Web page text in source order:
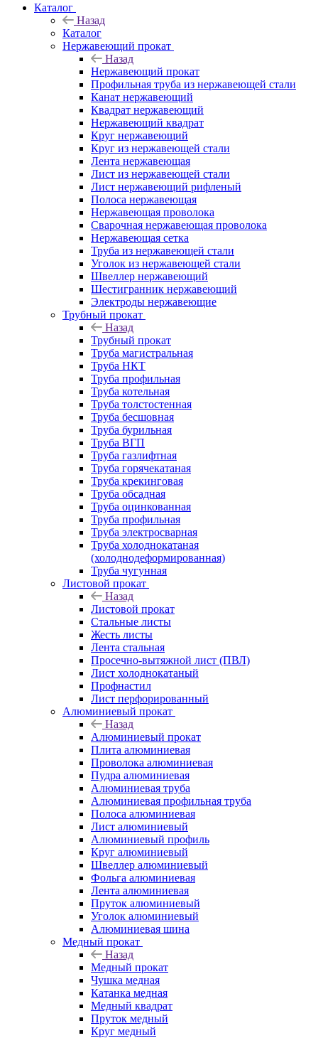
Каталог
Назад
Каталог
Нержавеющий прокат
Назад
Нержавеющий прокат
Профильная труба из нержавеющей стали
Канат нержавеющий
Квадрат нержавеющий
Нержавеющий квадрат
Круг нержавеющий
Круг из нержавеющей стали
Лента нержавеющая
Лист из нержавеющей стали
Лист нержавеющий рифленый
Полоса нержавеющая
Нержавеющая проволока
Сварочная нержавеющая проволока
Нержавеющая сетка
Труба из нержавеющей стали
Уголок из нержавеющей стали
Швеллер нержавеющий
Шестигранник нержавеющий
Электроды нержавеющие
Трубный прокат
Назад
Трубный прокат
Труба магистральная
Труба НКТ
Труба профильная
Труба котельная
Труба толстостенная
Труба бесшовная
Труба бурильная
Труба ВГП
Труба газлифтная
Труба горячекатаная
Труба крекинговая
Труба обсадная
Труба оцинкованная
Труба профильная
Труба электросварная
Труба холоднокатаная
(холоднодеформированная)
Труба чугунная
Листовой прокат
Назад
Листовой прокат
Стальные листы
Жесть листы
Лента стальная
Просечно-вытяжной лист (ПВЛ)
Лист холоднокатаный
Профнастил
Лист перфорированный
Алюминиевый прокат
Назад
Алюминиевый прокат
Плита алюминиевая
Проволока алюминиевая
Пудра алюминиевая
Алюминиевая труба
Алюминиевая профильная труба
Полоса алюминиевая
Лист алюминиевый
Алюминиевый профиль
Круг алюминиевый
Швеллер алюминиевый
Фольга алюминиевая
Лента алюминиевая
Пруток алюминиевый
Уголок алюминиевый
Алюминиевая шина
Медный прокат
Назад
Медный прокат
Чушка медная
Катанка медная
Медный квадрат
Пруток медный
Круг медный